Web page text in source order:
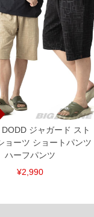
DODD ジャガード スト
ョーツ ショートパンツ
ハーフパンツ
¥2,990